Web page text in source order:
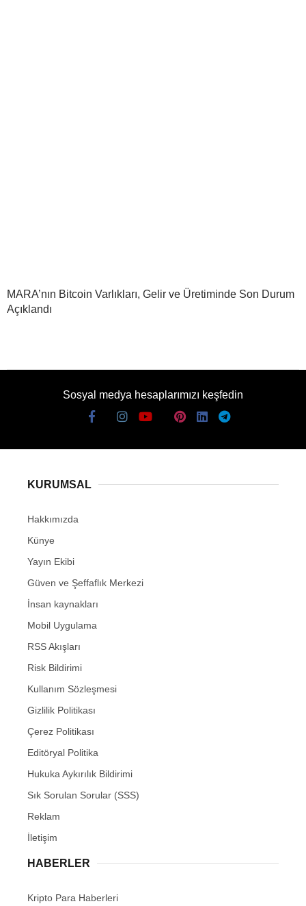
MARA’nın Bitcoin Varlıkları, Gelir ve Üretiminde Son Durum
Açıklandı
Sosyal medya hesaplarımızı keşfedin
KURUMSAL
Hakkımızda
Künye
Yayın Ekibi
Güven ve Şeffaflık Merkezi
İnsan kaynakları
Mobil Uygulama
RSS Akışları
Risk Bildirimi
Kullanım Sözleşmesi
Gizlilik Politikası
Çerez Politikası
Editöryal Politika
Hukuka Aykırılık Bildirimi
Sık Sorulan Sorular (SSS)
Reklam
İletişim
HABERLER
Kripto Para Haberleri